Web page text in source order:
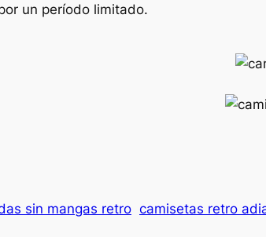
un período limitado.
sin mangas retro camisetas retro